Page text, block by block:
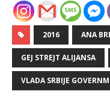
2016 ANA
GEJ STREJT ALIJANSA
VLADA SRBIJE